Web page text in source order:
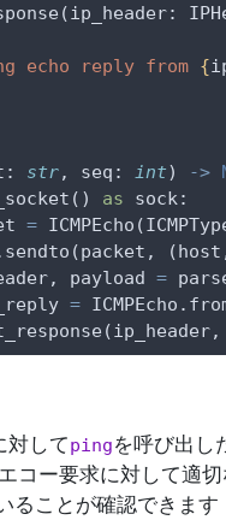
echo reply from {
str, seq: int) ->
as sock:
=
payload
=
=
対してpingを呼び出し
コー要求に対して適
ることが確認できます